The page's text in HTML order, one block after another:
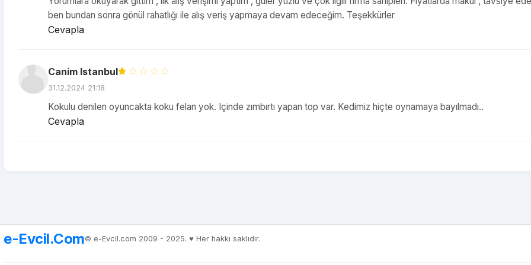
ben bundan sonra gönül rahatlığı ile alış veriş yapmaya devam edeceğim. Teşekkürler
Cevapla
Canim Istanbul
31.12.2024 21:18
Kokulu denilen oyuncakta koku felan yok. Içinde zımbırtı yapan top var. Kedimiz hiçte oynamaya bayılmadı..
Cevapla
e-Evcil.Com© e-Evcil.com 2009 - 2025. ♥️ Her hakkı saklıdır.